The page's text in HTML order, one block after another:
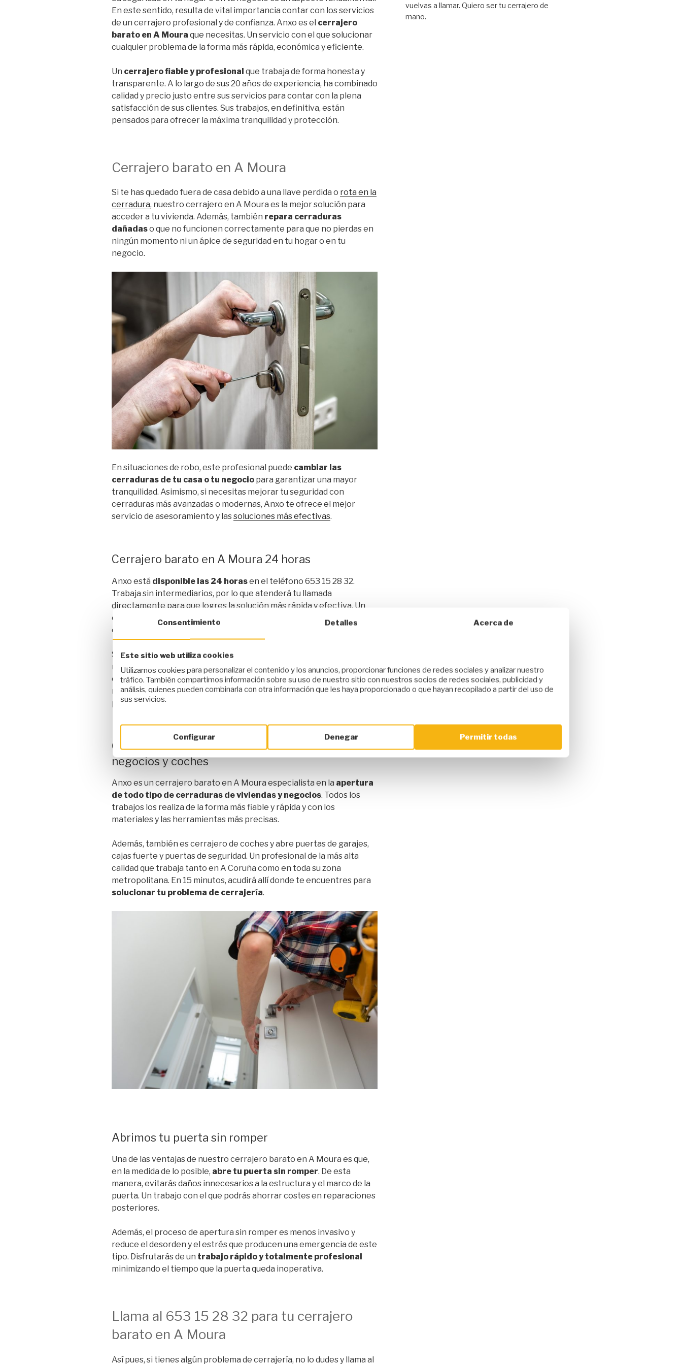
En este sentido, resulta de vital importancia contar con los servicios
de un cerrajero profesional y de confianza. Anxo es el cerrajero
barato en A Moura que necesitas. Un servicio con el que solucionar
cualquier problema de la forma más rápida, económica y eficiente.
Un cerrajero fiable y profesional que trabaja de forma honesta y
transparente. A lo largo de sus 20 años de experiencia, ha combinado
calidad y precio justo entre sus servicios para contar con la plena
satisfacción de sus clientes. Sus trabajos, en definitiva, están
pensados para ofrecer la máxima tranquilidad y protección.
Cerrajero barato en A Moura
Si te has quedado fuera de casa debido a una llave perdida o rota en la
cerradura, nuestro cerrajero en A Moura es la mejor solución para
acceder a tu vivienda. Además, también repara cerraduras
dañadaso que no funcionen correctamente para que no pierdas en
ningún momento ni un ápice de seguridad en tu hogar o en tu
negocio.
En situaciones de robo, este profesional puede cambiar las
cerraduras de tu casa o tu negocio para garantizar una mayor
tranquilidad. Asimismo, si necesitas mejorar tu seguridad con
cerraduras más avanzadas o modernas, Anxo te ofrece el mejor
servicio de asesoramiento y lassoluciones más efectivas.
Cerrajero barato en A Moura 24 horas
Anxo está disponible las 24 horasen el teléfono 653 15 28 32.
Trabaja sin intermediarios, por lo que atenderá tu llamada
directamente para que logres la solución más rápida y efectiva. Un
cerrajero que brinda una respuesta inmediata ante cualquier
emergencia o trabajo que necesites.
Su disponibilidad constante permite resolver problemas en horarios
no convencionales. Anxo es un profesional que se adapta por
completo a la rutina de sus clientes. En cualquier momento, podrás
realizar lasreparaciones y cambios de cerradurasque desees para
proteger la integridad de tu hogar y tu negocio.
Cerrajero barato en A Moura para viviendas,
negocios y coches
Anxo es un cerrajero barato en A Moura especialista en la apertura
de todo tipo de cerraduras de viviendas y negocios. Todos los
trabajos los realiza de la forma más fiable y rápida y con los
materiales y las herramientas más precisas.
Además, también es cerrajero de coches y abre puertas de garajes,
cajas fuerte y puertas de seguridad. Un profesional de la más alta
calidad que trabaja tanto en A Coruña como en toda su zona
metropolitana. En 15 minutos, acudirá allí donde te encuentres para
solucionar tu problema de cerrajería.
Abrimos tu puerta sin romper
Una de las ventajas de nuestro cerrajero barato en A Moura es que,
en la medida de lo posible, abre tu puerta sin romper. De esta
manera, evitarás daños innecesarios a la estructura y el marco de la
puerta. Un trabajo con el que podrás ahorrar costes en reparaciones
posteriores.
Además, el proceso de apertura sin romper es menos invasivo y
reduce el desorden y el estrés que producen una emergencia de este
tipo. Disfrutarás de un trabajo rápido y totalmente profesional
minimizando el tiempo que la puerta queda inoperativa.
Llama al 653 15 28 32 para tu cerrajero
barato en A Moura
Así pues, si tienes algún problema de cerrajería, no lo dudes y llama al
vuelvas a llamar. Quiero ser tu cerrajero de
mano.
Consentimiento Detalles Acerca de
Este sitio web utiliza cookies
Utilizamos cookies para personalizar el contenido y los anuncios, proporcionar funciones de redes sociales y analizar nuestro
tráfico. También compartimos información sobre su uso de nuestro sitio con nuestros socios de redes sociales, publicidad y
análisis, quienes pueden combinarla con otra información que les haya proporcionado o que hayan recopilado a partir del uso de
sus servicios.
Configurar Denegar Permitir todas